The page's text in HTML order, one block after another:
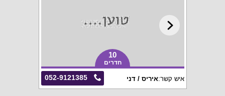
10
חדרים
052-9121385 איש קשר:איריס / דני